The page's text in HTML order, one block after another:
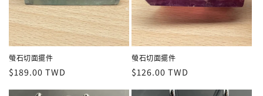
螢石切面擺件
定
價
$189.00 TWD
螢石切面擺件
定
價
$126.00 TWD